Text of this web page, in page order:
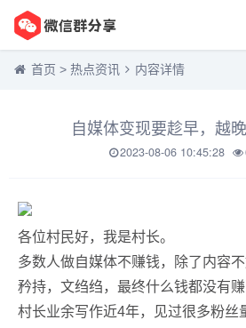
首页 > 热点资讯 内容详情
自媒体变现要趁早，越
2023-08-06 10:45:28
各位村民好，我是村长。
多数人做自媒体不赚钱，除了内容
矜持，文绉绉，最终什么钱都没有赚
村长业余写作近4年，见过很多粉丝